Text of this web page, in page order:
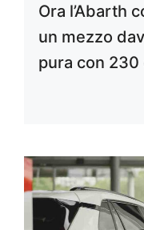
Ora l’Abarth
un mezzo
pura con